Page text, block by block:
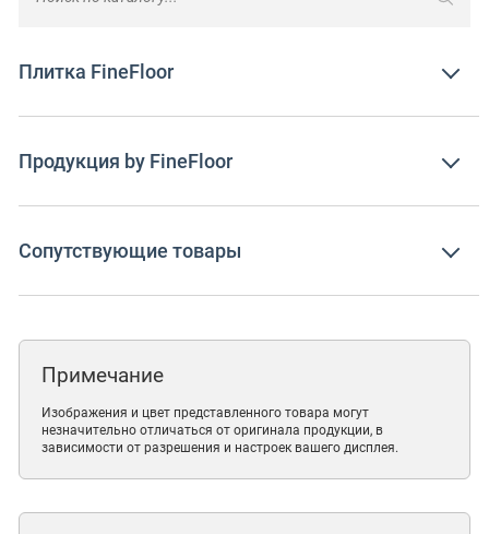
Плитка FineFloor
Продукция by FineFloor
Сопутствующие товары
Примечание
Изображения и цвет представленного товара могут
незначительно отличаться от оригинала продукции, в
зависимости от разрешения и настроек вашего дисплея.